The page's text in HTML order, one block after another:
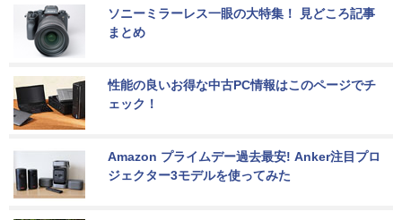
ソニーミラーレス一眼の大特集！ 見どころ記事
まとめ
性能の良いお得な中古PC情報はこのページでチ
ェック！
Amazon プライムデー過去最安! Anker注目プロ
ジェクター3モデルを使ってみた